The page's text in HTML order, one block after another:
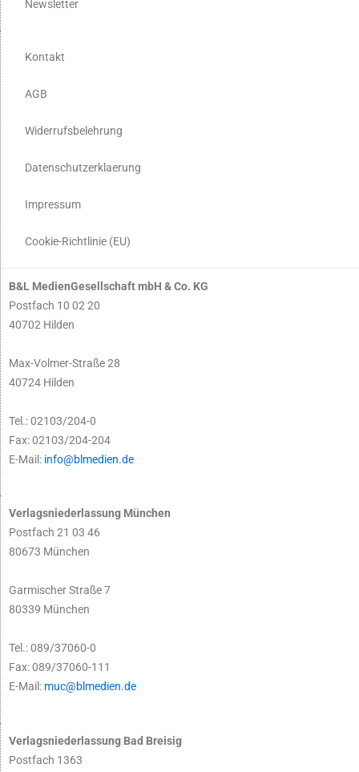
Newsletter
Kontakt
AGB
Widerrufsbelehrung
Datenschutzerklaerung
Impressum
Cookie-Richtlinie (EU)
B&L MedienGesellschaft mbH & Co. KG
Postfach 10 02 20
40702 Hilden
Max-Volmer-Straße 28
40724 Hilden
Tel.: 02103/204-0
Fax: 02103/204-204
E-Mail: info@blmedien.de
Verlagsniederlassung München
Postfach 21 03 46
80673 München
Garmischer Straße 7
80339 München
Tel.: 089/37060-0
Fax: 089/37060-111
E-Mail: muc@blmedien.de
Verlagsniederlassung Bad Breisig
Postfach 1363